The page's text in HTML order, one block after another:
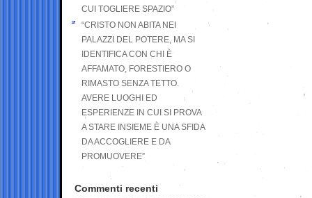
CUI TOGLIERE SPAZIO”
“CRISTO NON ABITA NEI
PALAZZI DEL POTERE, MA SI
IDENTIFICA CON CHI È
AFFAMATO, FORESTIERO O
RIMASTO SENZA TETTO.
AVERE LUOGHI ED
ESPERIENZE IN CUI SI PROVA
A STARE INSIEME È UNA SFIDA
DA ACCOGLIERE E DA
PROMUOVERE”
Commenti recenti